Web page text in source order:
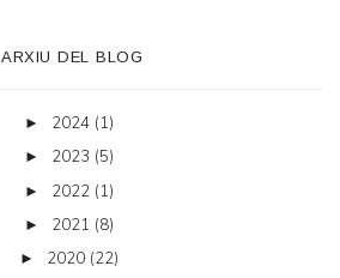
ARXIU DEL BLOG
► 2024 (1)
► 2023 (5)
► 2022 (1)
► 2021 (8)
► 2020 (22)